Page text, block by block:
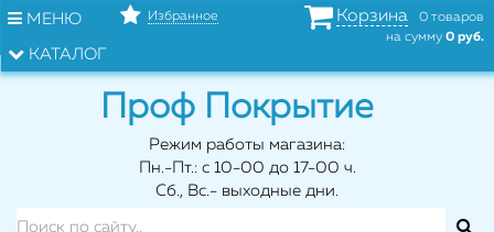
МЕНЮ
КАТАЛОГ
Избранное Корзина
0 товаров
на сумму 0 руб.
Проф Покрытие
Режим работы магазина:
Пн.-Пт.: с 10-00 до 17-00 ч.
Сб., Вс.- выходные дни.